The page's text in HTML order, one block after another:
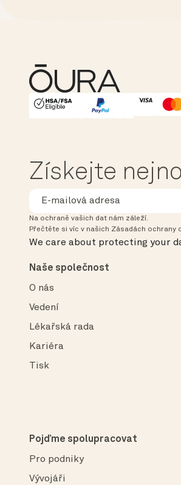
HSA/FSA Eligible
Affirm
Získejte
Na ochraně vašich dat nám záleží.
Přečtěte si víc v našich Zásadách ochrany
We care about protecting your
Naše společnost
O nás
Vedení
Lékařská rada
Kariéra
Tisk
Pojďme spolupracovat
Pro podniky
Vývojáři